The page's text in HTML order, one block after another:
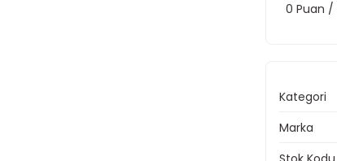
0 Puan /
Kategori
Marka